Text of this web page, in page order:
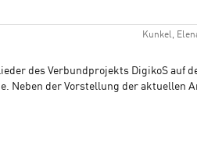
Kunkel,
des Verbundprojekts DigikoS auf
Neben der Vorstellung der aktuellen